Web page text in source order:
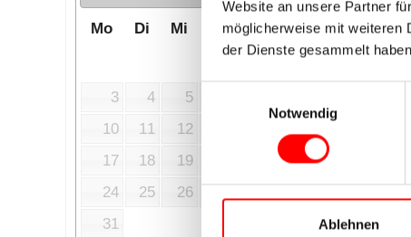
Website an unsere Partner
möglicherweise mit weiteren
der Dienste gesammelt
Notwendig
Ablehnen